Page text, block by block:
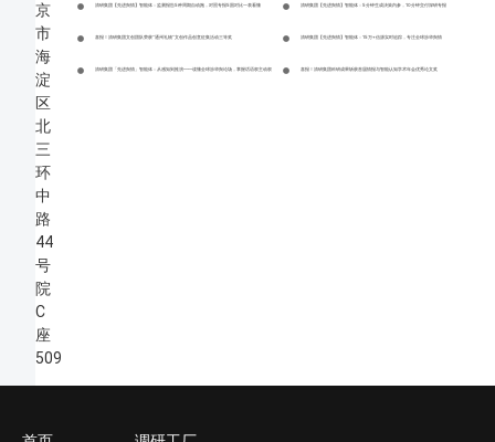
京
市
海
淀
区
北
三
环
中
路
44
号
院
C
座
509
清研集团【先进舆情】智能体：监测报告5种周期自动跑，对照专报5国对比一表看懂 清研集团【先进舆情】智能体：5分钟生成决策内参，10分钟交付深研专报
喜报！清研集团文创团队荣获“通州礼物”文创作品创意征集活动三等奖 清研集团【先进舆情】智能体：15万+信源实时追踪，专注全球涉华舆情
清研集团「先进舆情」智能体：从感知到推演——读懂全球涉华舆论场，掌握话语权主动权 喜报！清研集团科研成果斩获首届情报与智能认知学术年会优秀论文奖